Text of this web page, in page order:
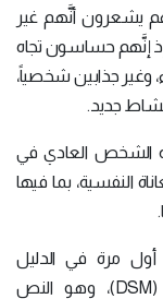
يشعرون أنَّهم غير
إنَّهم حساسون تجاه
وغير جذابين شخصياً،
نشاط جديد.
الشخص العادي في
النفسية، بما فيها
مرة في الدليل
التشخيصي والإحصائي للاضطرابات العقلية (DSM)، وهو النص